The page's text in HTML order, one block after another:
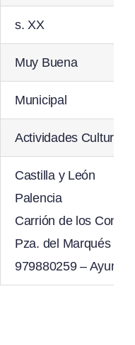
s. XX
Muy Buena
Municipal
Actividades
Castilla y León
Palencia
Carrión de los
Pza. del Marqués de
979880259 –